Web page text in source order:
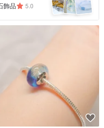
飾品 5.0